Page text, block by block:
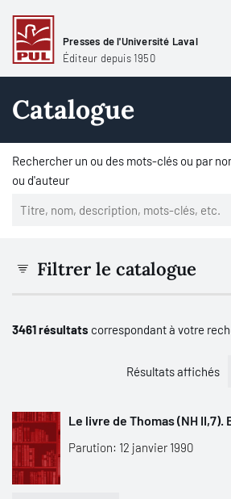
Presses de l'Université Laval
Éditeur depuis 1950
Catalogue
Rechercher un ou des mots-clés ou par
ou d'auteur
Filtrer le catalogue
3461 résultats correspondant à votre
Résultats affichés
Le livre de Thomas (NH II,7).
Parution: 12 janvier 1990